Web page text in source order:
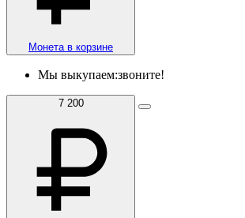
Монета в корзине
Мы выкупаем:звоните!
7 200